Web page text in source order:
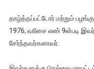
தாழ்த்தப்பட்டோர் மற்றும்
1976, வரிசை எண் 9ன்படி
சேர்ந்தவர்களாவர்.